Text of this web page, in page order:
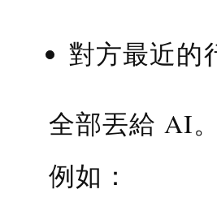
對方最近的
全部丟給 AI。
例如：